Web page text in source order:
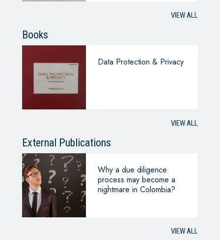
VIEW ALL
Books
Data Protection & Privacy
VIEW ALL
External Publications
Why a due diligence
process may become a
nightmare in Colombia?
VIEW ALL